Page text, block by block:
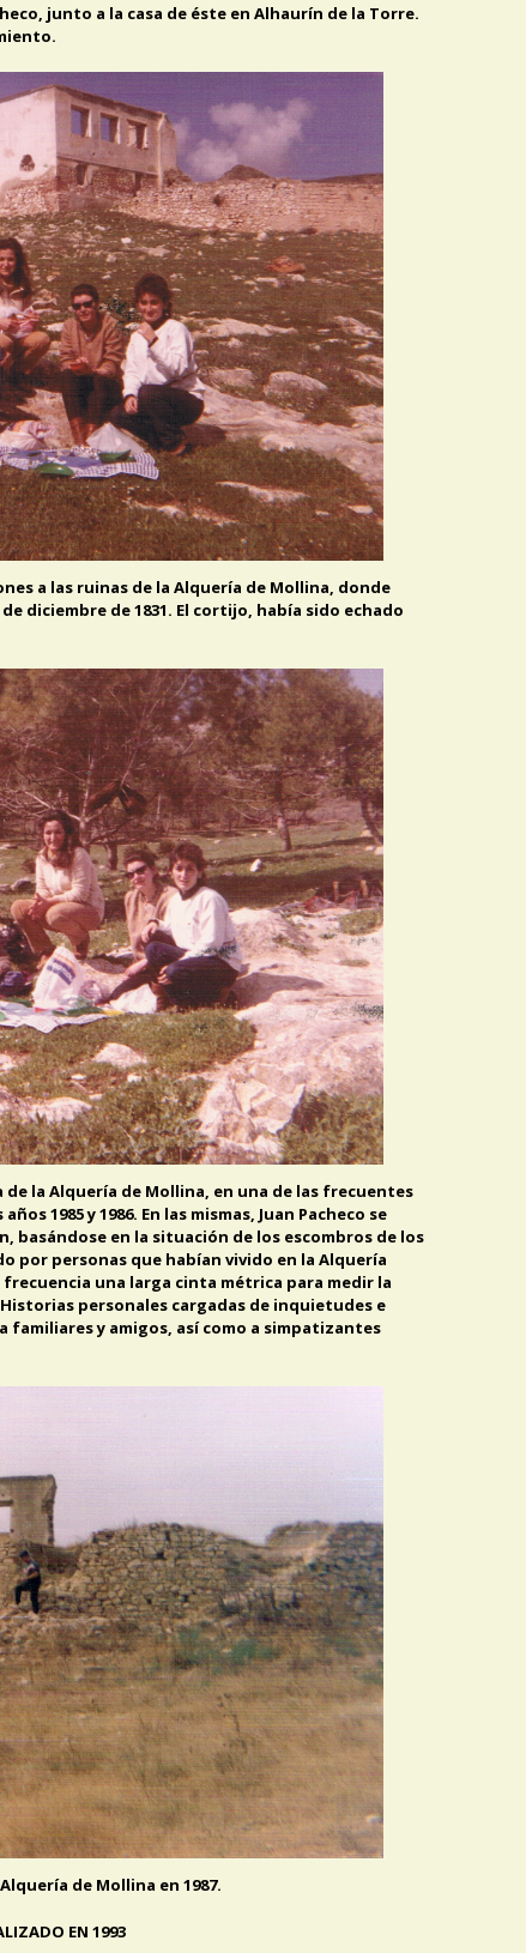
junto a la casa de éste en Alhaurín de la Torre.
a las ruinas de la Alquería de Mollina, donde
diciembre de 1831. El cortijo, había sido echado
de la Alquería de Mollina, en una de las frecuentes
1985 y 1986. En las mismas, Juan Pacheco se
en la situación de los escombros de los
por personas que habían vivido en la Alquería
una larga cinta métrica para medir la
personales cargadas de inquietudes e
familiares y amigos, así como a simpatizantes
de Mollina en 1987.
EN 1993